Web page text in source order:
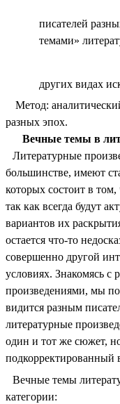
писателей
темами»
других видах
Метод:
разных эпох.
Вечные темы в
Литературные
большинстве, имеют
которых состоит в
так как всегда будут
вариантов их
остается что-то
совершенно другой
условиях. Знакомясь
произведениями, мы
видится разным
литературные
один и тот же сюжет,
подкорректированный
Вечные темы
категории: